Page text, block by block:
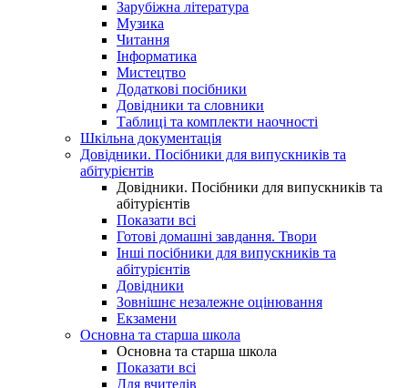
Зарубіжна література
Музика
Читання
Інформатика
Мистецтво
Додаткові посібники
Довідники та словники
Таблиці та комплекти наочності
Шкільна документація
Довідники. Посібники для випускників та
абітурієнтів
Довідники. Посібники для випускників та
абітурієнтів
Показати всі
Готові домашні завдання. Твори
Інші посібники для випускників та
абітурієнтів
Довідники
Зовнішнє незалежне оцінювання
Екзамени
Основна та старша школа
Основна та старша школа
Показати всі
Для вчителів